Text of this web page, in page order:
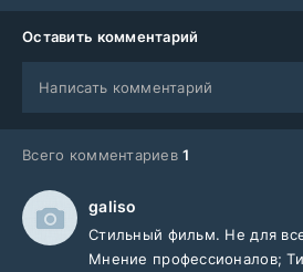
Оставить комментарий
Написать комментарий
Всего комментариев1
galiso
Стильный фильм. Не для
Мнение профессионалов;